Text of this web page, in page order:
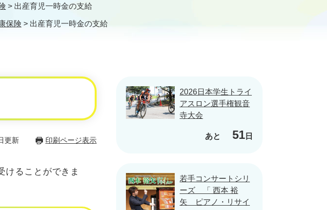
> 出産育児一時金の支給
保険 > 出産育児一時金の支給
更新 印刷ページ表示
けることができま
2026日本学生トライ
アスロン選手権観音
寺大会
あと 51 日
若手コンサートシリ
ーズ 「 西本 裕
矢 ピアノ・リサイ